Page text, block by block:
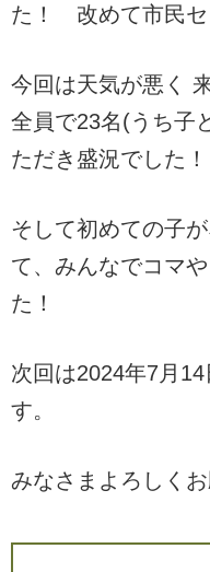
た！ 改めて市民セ
今回は天気が悪く
全員で23名(うち子
ただき盛況でした！
そして初めての子
て、みんなでコマ
た！
次回は2024年7月
す。
みなさまよろしくお